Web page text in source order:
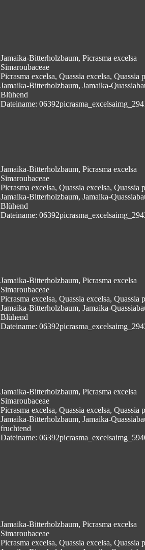
Jamaika-Bitterholzbaum, Picrasma excelsa
Simaroubaceae
Picrasma excelsa, Quassia excelsa, Quassia
Jamaika-Bitterholzbaum, Jamaika-
Blühend
Dateiname:
Jamaika-Bitterholzbaum, Picrasma excelsa
Simaroubaceae
Picrasma excelsa, Quassia excelsa, Quassia
Jamaika-Bitterholzbaum, Jamaika-
Blühend
Dateiname:
Jamaika-Bitterholzbaum, Picrasma excelsa
Simaroubaceae
Picrasma excelsa, Quassia excelsa, Quassia
Jamaika-Bitterholzbaum, Jamaika-
Blühend
Dateiname:
Jamaika-Bitterholzbaum, Picrasma excelsa
Simaroubaceae
Picrasma excelsa, Quassia excelsa, Quassia
Jamaika-Bitterholzbaum, Jamaika-
fruchtend
Dateiname:
Jamaika-Bitterholzbaum, Picrasma excelsa
Simaroubaceae
Picrasma excelsa, Quassia excelsa, Quassia